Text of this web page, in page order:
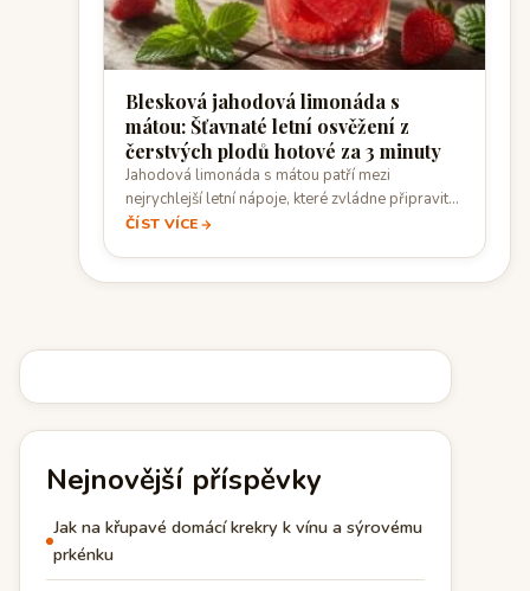
Blesková jahodová limonáda s
mátou: Šťavnaté letní osvěžení z
čerstvých plodů hotové za 3 minuty
Jahodová limonáda s mátou patří mezi
nejrychlejší letní nápoje, které zvládne připravit
téměř každý.…
ČÍST VÍCE
Nejnovější příspěvky
Jak na křupavé domácí krekry k vínu a sýrovému
prkénku